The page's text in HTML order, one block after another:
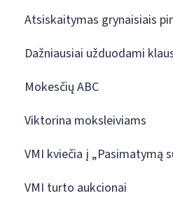
Atsiskaitymas grynaisiais
Dažniausiai užduodami
Mokesčių ABC
Viktorina moksleiviams
VMI kviečia į „Pasimatymą
VMI turto aukcionai